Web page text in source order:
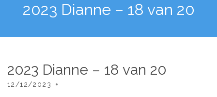
2023 Dianne – 18 van 20
2023 Dianne – 18 van 20
12/12/2023